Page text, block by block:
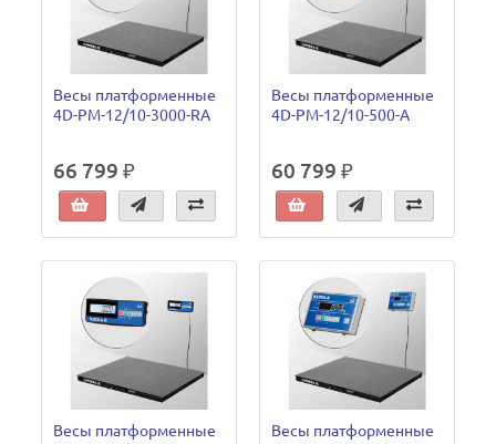
Весы платформенные
4D-PM-12/10-3000-RA
66 799 ₽
Весы платформенные
4D-PM-12/10-500-A
60 799 ₽
Весы платформенные
Весы платформенные